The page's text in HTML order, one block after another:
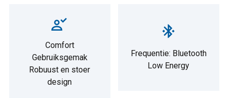
Comfort
Gebruiksgemak
Robuust en stoer
design
Frequentie: Bluetooth
Low Energy